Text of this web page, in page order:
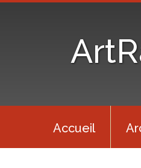
Accueil